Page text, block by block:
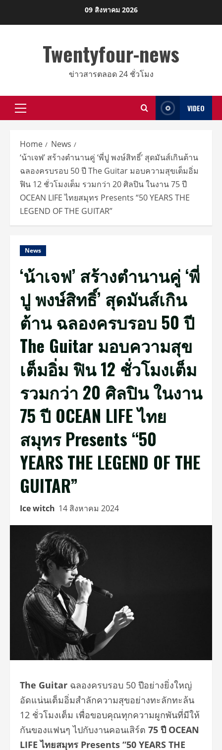
09 สิงหาคม 2026
Twentyfour-news
ข่าวสารตลอด 24 ชั่วโมง
Primary
VIDEO
Home
News
‘น้าเจฟ’ สร้างตำนานคู่ ‘พี่ปู พงษ์สิทธิ์’ สุดมันส์เกินต้าน
ฉลองครบรอบ 50 ปี The Guitar มอบความสุขเต็มอิ่ม
ฟิน 12 ชั่วโมงเต็ม รวมกว่า 20 ศิลปิน ในงาน 75 ปี
OCEAN LIFE ไทยสมุทร Presents “50 YEARS THE
LEGEND OF THE GUITAR”
News
‘น้าเจฟ’ สร้างตำนานคู่ ‘พี่
ปู พงษ์สิทธิ์’ สุดมันส์เกิน
ต้าน ฉลองครบรอบ 50 ปี
The Guitar มอบความสุข
เต็มอิ่ม ฟิน 12 ชั่วโมงเต็ม
รวมกว่า 20 ศิลปิน ในงาน
75 ปี OCEAN LIFE ไทย
สมุทร Presents “50
YEARS THE LEGEND OF THE
GUITAR”
Ice witch 14 สิงหาคม 2024
The Guitar ฉลองครบรอบ 50 ปีอย่างยิ่งใหญ่
อัดแน่นเต็มอิ่มสำลักความสุขอย่างทะลักทะล้น
12 ชั่วโมงเต็ม เพื่อขอบคุณทุกความผูกพันที่มีให้
กันของแฟนๆ ไปกับงานคอนเสิร์ต 75 ปี OCEAN
LIFE ไทยสมุทร Presents “50 YEARS THE